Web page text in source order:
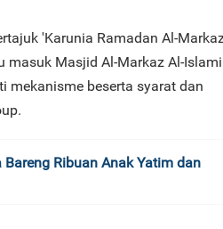
'Karunia Ramadan Al-
masuk Masjid Al-Markaz Al-Islami
mekanisme beserta syarat dan
Ribuan Anak Yatim dan